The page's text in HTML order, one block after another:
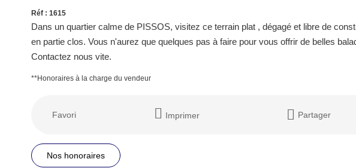
Réf : 1615
Dans un quartier calme de PISSOS, visitez ce terrain plat , dégagé et libre de
en partie clos. Vous n'aurez que quelques pas à faire pour vous offrir de belles
Contactez nous vite.
**Honoraires à la charge du vendeur
Favori Imprimer Partager
Nos honoraires